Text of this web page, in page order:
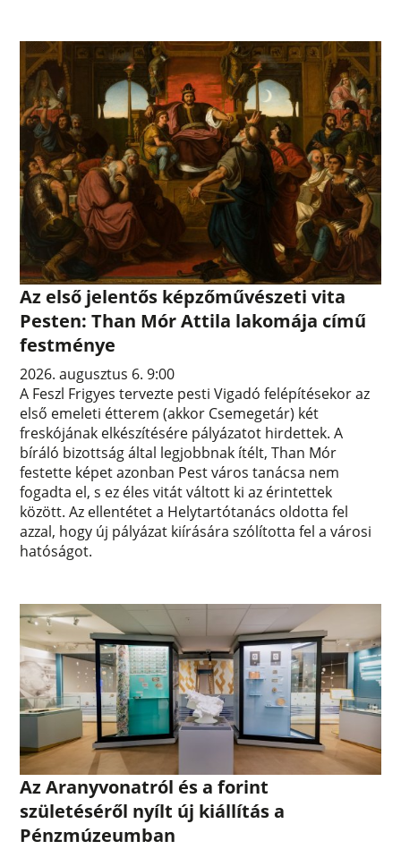
Az első jelentős képzőművészeti vita
Pesten: Than Mór Attila lakomája című
festménye
2026. augusztus 6. 9:00
A Feszl Frigyes tervezte pesti Vigadó felépítésekor az
első emeleti étterem (akkor Csemegetár) két
freskójának elkészítésére pályázatot hirdettek. A
bíráló bizottság által legjobbnak ítélt, Than Mór
festette képet azonban Pest város tanácsa nem
fogadta el, s ez éles vitát váltott ki az érintettek
között. Az ellentétet a Helytartótanács oldotta fel
azzal, hogy új pályázat kiírására szólította fel a városi
hatóságot.
Az Aranyvonatról és a forint
születéséről nyílt új kiállítás a
Pénzmúzeumban